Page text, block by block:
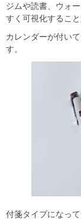
ジムや読書、ウォ
すく可視化するこ
カレンダーが付い
す。
付箋タイプになっ